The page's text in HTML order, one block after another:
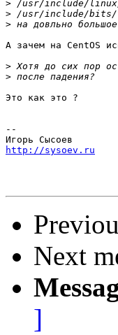
>
>
>
А зачем на CentOS
>
>
Это как это ?
--
http://sysoev.ru
Next
]